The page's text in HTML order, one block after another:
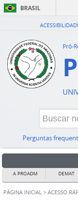
BRASIL
Pró-
Perguntas
A PROADM DEMAT
PÁGINA INICIAL > ACESSO